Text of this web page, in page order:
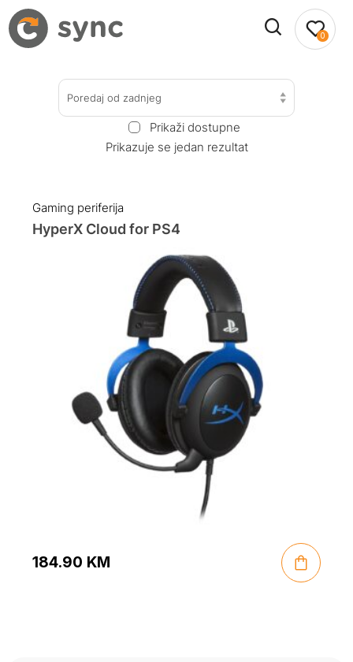
0
Poredaj od zadnjeg
Prikaži dostupne
Prikazuje se jedan rezultat
Gaming periferija
HyperX Cloud for PS4
184.90 KM